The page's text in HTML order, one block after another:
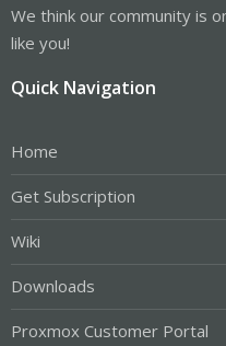
We think our community is
like you!
Quick Navigation
Home
Get Subscription
Wiki
Downloads
Proxmox Customer Portal